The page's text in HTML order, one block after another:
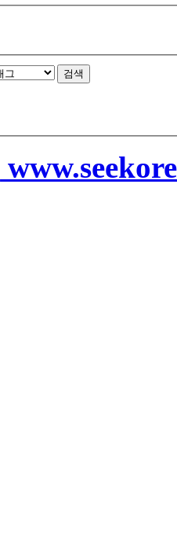
검색